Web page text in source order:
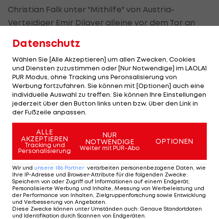
Christian Falk unter "Mithilfe" von Austria-
Verteidiger Emir Dilaver alleine vor dem Tor an
späten Gegentor wollten die Gastgeber dann ein
Foul an Tormann Christian Dobnik gesehen haben.
Selbstkritische Wolfsberger
"Den Respekt vom Schiedsrichter müssen wir uns
noch erarbeiten", erklärten Bjelica und der etwas
unglücklich agierende Dobnik unisono. Präsident
und Mäzen Dietmar Riegler schlug in eine andere
Kerbe: "Mit mehr Cleverness hätten wir vielleicht
einen Punkt gemacht, aber das ist das Lehrgeld,
das man als Liga-Neuling zahlen muss."
Mit Cleverness sprach er wohl auch die
Datenschutz
Wählen Sie [Alle Akzeptieren] um allen Zwecken, Cookies
und Diensten zuzustimmen oder [Nur Notwendige] im LAOLA1
PUR Modus, ohne Tracking uns Peronsalisierung von
Werbung fortzufahren. Sie können mit [Optionen] auch eine
individuelle Auswahl zu treffen. Sie können Ihre Einstellungen
jederzeit über den Button links unten bzw. über den Link in
der Fußzeile anpassen.
ALLE
AKZEPTIEREN
Tracking und
Personalisierung
NUR
NOTWENDIGE
Weiter mit PUR-Abo
OPTIONEN
Wir und unsere 186 Partner verarbeiten personenbezogene Daten, wie
Ihre IP-Adresse und Browser-Attribute für die folgenden Zwecke:
Speichern von oder Zugriff auf Informationen auf einem Endgerät;
Personalisierte Werbung und Inhalte, Messung von Werbeleistung und
der Performance von Inhalten, Zielgruppenforschung sowie Entwicklung
und Verbesserung von Angeboten
Diese Zwecke können unter Umständen auch: Genaue Standortdaten
und Identifikation durch Scannen von Endgeräten